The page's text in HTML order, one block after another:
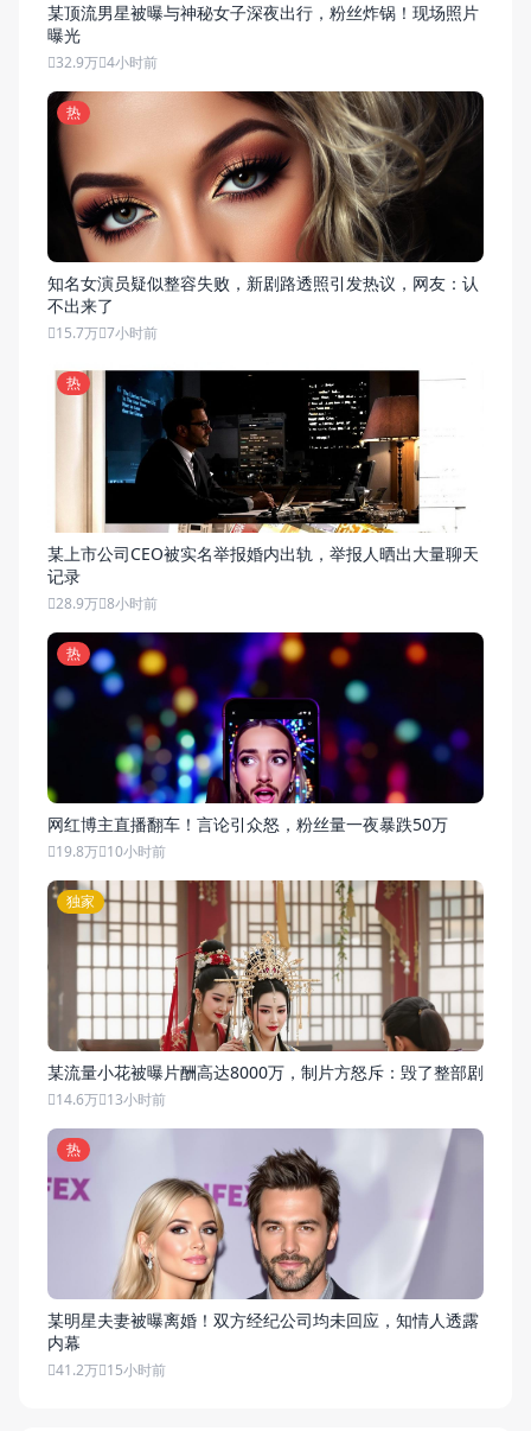
某顶流男星被曝与神秘女子深夜出行，粉丝炸锅！现场照片
曝光
32.9万 4小时前
热
知名女演员疑似整容失败，新剧路透照引发热议，网友：认
不出来了
15.7万 7小时前
热
某上市公司CEO被实名举报婚内出轨，举报人晒出大量聊天
记录
28.9万 8小时前
热
网红博主直播翻车！言论引众怒，粉丝量一夜暴跌50万
19.8万 10小时前
独家
某流量小花被曝片酬高达8000万，制片方怒斥：毁了整部剧
14.6万 13小时前
热
某明星夫妻被曝离婚！双方经纪公司均未回应，知情人透露
内幕
41.2万 15小时前